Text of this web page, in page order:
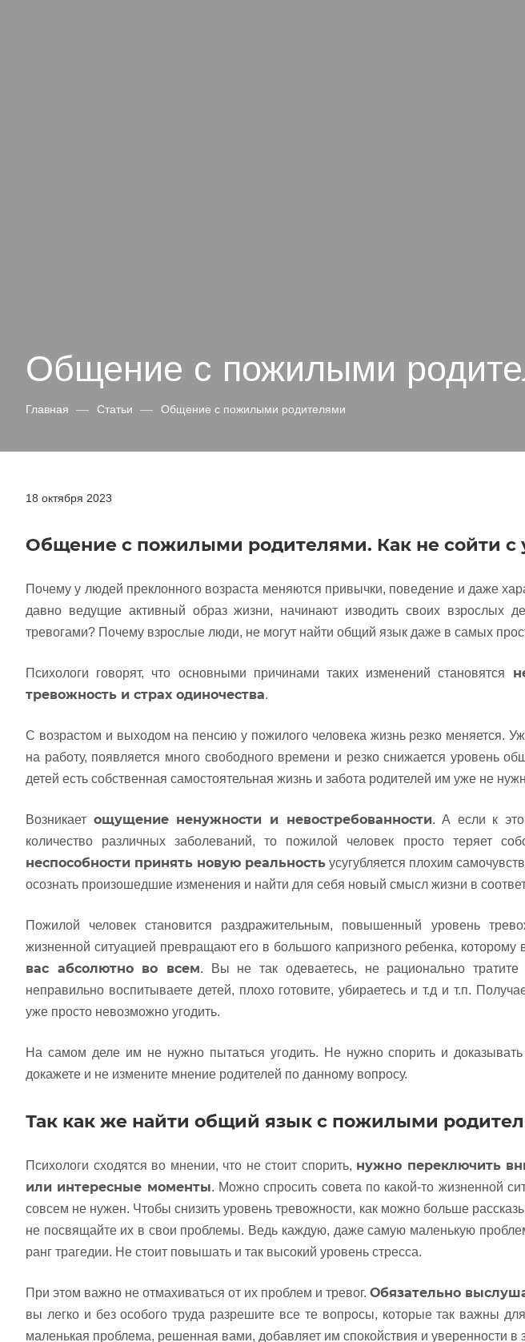
Общение с пожилыми
Главная — Статьи — Общение с пожилыми родителями
18 октября 2023
Общение с пожилыми родителями. Как не сойти с
Почему у людей преклонного возраста меняются привычки, поведение и даже
давно ведущие активный образ жизни, начинают изводить своих взрослых
тревогами? Почему взрослые люди, не могут найти общий язык даже в самых
Психологи говорят, что основными причинами таких изменений становятся
тревожность и страх одиночества.
С возрастом и выходом на пенсию у пожилого человека жизнь резко меняется.
на работу, появляется много свободного времени и резко снижается уровень
детей есть собственная самостоятельная жизнь и забота родителей им уже не
Возникает ощущение ненужности и невостребованности. А если к
количество различных заболеваний, то пожилой человек просто теряет
неспособности принять новую реальность усугубляется плохим
осознать произошедшие изменения и найти для себя новый смысл жизни в
Пожилой человек становится раздражительным, повышенный уровень
жизненной ситуацией превращают его в большого капризного ребенка, которому
вас абсолютно во всем. Вы не так одеваетесь, не рационально
неправильно воспитываете детей, плохо готовите, убираетесь и т.д и т.п.
уже просто невозможно угодить.
На самом деле им не нужно пытаться угодить. Не нужно спорить и
докажете и не измените мнение родителей по данному вопросу.
Так как же найти общий язык с пожилыми
Психологи сходятся во мнении, что не стоит спорить, нужно переключить
или интересные моменты. Можно спросить совета по какой-то жизненной
совсем не нужен. Чтобы снизить уровень тревожности, как можно больше
не посвящайте их в свои проблемы. Ведь каждую, даже самую маленькую
ранг трагедии. Не стоит повышать и так высокий уровень стресса.
При этом важно не отмахиваться от их проблем и тревог. Обязательно
вы легко и без особого труда разрешите все те вопросы, которые так важны
маленькая проблема, решенная вами, добавляет им спокойствия и уверенности в